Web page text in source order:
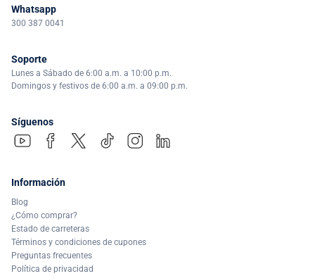
Whatsapp
300 387 0041
Soporte
Lunes a Sábado de 6:00 a.m. a 10:00 p.m.
Domingos y festivos de 6:00 a.m. a 09:00 p.m.
Síguenos
Información
Blog
¿Cómo comprar?
Estado de carreteras
Términos y condiciones de cupones
Preguntas frecuentes
Política de privacidad